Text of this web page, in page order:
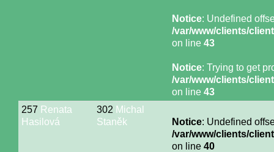
Notice: Undefined
/var/www/clients/
on line 43
Notice: Trying to get
/var/www/clients/
on line 43
257 Renata
Hasilová
302 Michal
Staněk
Notice: Undefined
/var/www/clients/
on line 40